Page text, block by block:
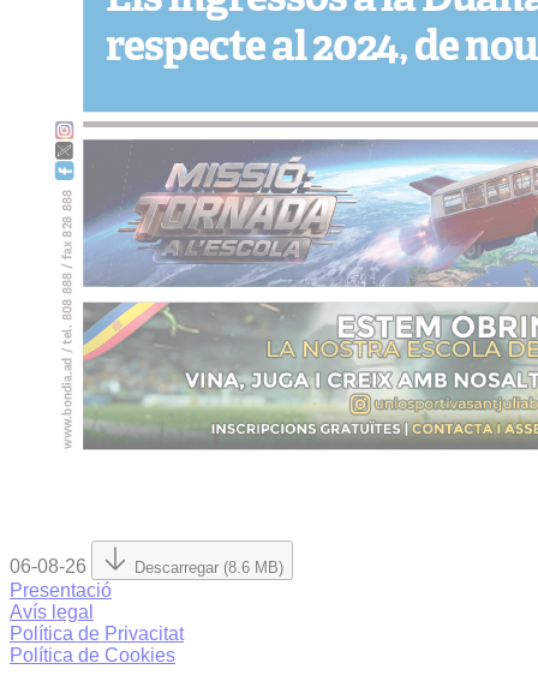
06-08-26 Descarregar (8.6 MB)
Presentació
Avís legal
Política de Privacitat
Política de Cookies